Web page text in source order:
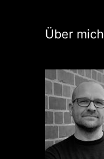
Über mich